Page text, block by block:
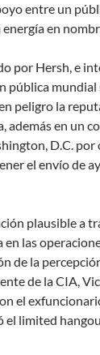
entre un
en
por Hersh, e
pública
peligro la
además en un
D.C.
el envío de
plausible a
las
de la
de la CIA,
el
el limited